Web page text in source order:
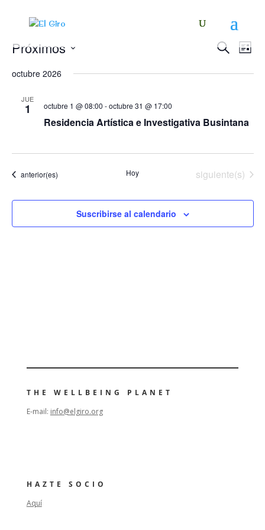
de
Buscar
de
Lista
Próximos
fecha.
octubre 2026
JUE
1 octubre 1 @ 08:00 -octubre 31 @ 17:00
Residencia Artística e Investigativa Busintana
Eventos
anterior(es) Hoy Eventos
siguiente(s)
Suscribirse al calendario
THE WELLBEING PLANET
E-mail: info@elgiro.org
HAZTE SOCIO
Aquí